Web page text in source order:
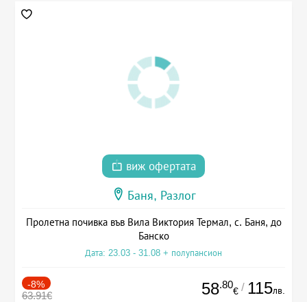
виж офертата
Баня, Разлог
Пролетна почивка във Вила Виктория Термал, с. Баня, до
Банско
Дата: 23.03 - 31.08 + полупансион
-8%
63.91€ 58.80
€ / 115лв.